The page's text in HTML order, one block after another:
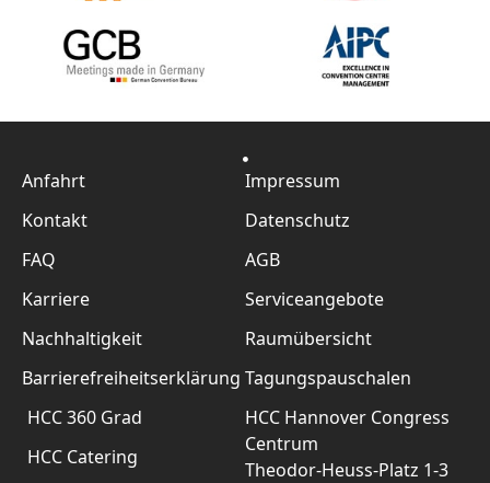
Anfahrt
Kontakt
FAQ
Impressum
Datenschutz
AGB
Karriere
Nachhaltigkeit
Barrierefreiheitserklärung
Serviceangebote
Raumübersicht
Tagungspauschalen
HCC 360 Grad
HCC Catering
HCC Hannover Congress
Centrum
Theodor-Heuss-Platz 1-3